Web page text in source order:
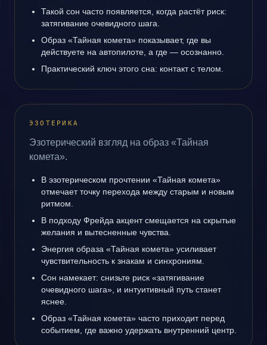
Такой сон часто появляется, когда растёт риск:
затягивание очевидного шага.
Образ «Тайная комета» показывает, где вы
действуете на автопилоте, а где — осознанно.
Практический ключ этого сна: контакт с телом.
ЭЗОТЕРИКА
Эзотерический взгляд на образ «Тайная
комета».
В эзотерическом прочтении «Тайная комета»
отмечает точку перехода между старым и новым
ритмом.
В подходу Фрейда акцент смещается на скрытые
желания и вытесненные чувства.
Энергия образа «Тайная комета» усиливает
чувствительность к знакам и синхрониям.
Сон намекает: снизьте риск «затягивание
очевидного шага», и интуитивный путь станет
яснее.
Образ «Тайная комета» часто приходит перед
событием, где важно удержать внутренний центр.